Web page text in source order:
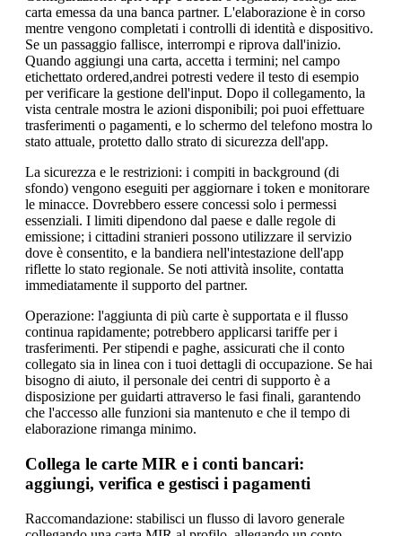
carta emessa da una banca partner. L'elaborazione è in corso
mentre vengono completati i controlli di identità e dispositivo.
Se un passaggio fallisce, interrompi e riprova dall'inizio.
Quando aggiungi una carta, accetta i termini; nel campo
etichettato ordered,andrei potresti vedere il testo di esempio
per verificare la gestione dell'input. Dopo il collegamento, la
vista centrale mostra le azioni disponibili; poi puoi effettuare
trasferimenti o pagamenti, e lo schermo del telefono mostra lo
stato attuale, protetto dallo strato di sicurezza dell'app.
La sicurezza e le restrizioni: i compiti in background (di
sfondo) vengono eseguiti per aggiornare i token e monitorare
le minacce. Dovrebbero essere concessi solo i permessi
essenziali. I limiti dipendono dal paese e dalle regole di
emissione; i cittadini stranieri possono utilizzare il servizio
dove è consentito, e la bandiera nell'intestazione dell'app
riflette lo stato regionale. Se noti attività insolite, contatta
immediatamente il supporto del partner.
Operazione: l'aggiunta di più carte è supportata e il flusso
continua rapidamente; potrebbero applicarsi tariffe per i
trasferimenti. Per stipendi e paghe, assicurati che il conto
collegato sia in linea con i tuoi dettagli di occupazione. Se hai
bisogno di aiuto, il personale dei centri di supporto è a
disposizione per guidarti attraverso le fasi finali, garantendo
che l'accesso alle funzioni sia mantenuto e che il tempo di
elaborazione rimanga minimo.
Collega le carte MIR e i conti bancari:
aggiungi, verifica e gestisci i pagamenti
Raccomandazione: stabilisci un flusso di lavoro generale